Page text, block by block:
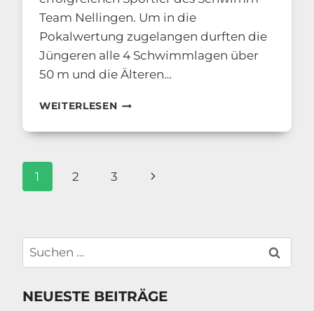
Team Nellingen. Um in die
Pokalwertung zugelangen durften die
Jüngeren alle 4 Schwimmlagen über
50 m und die Älteren…
WEITERLESENALLE
2012
Seitennavigation
1 2 3
Nächste
Suchen
nach:
NEUESTE BEITRÄGE